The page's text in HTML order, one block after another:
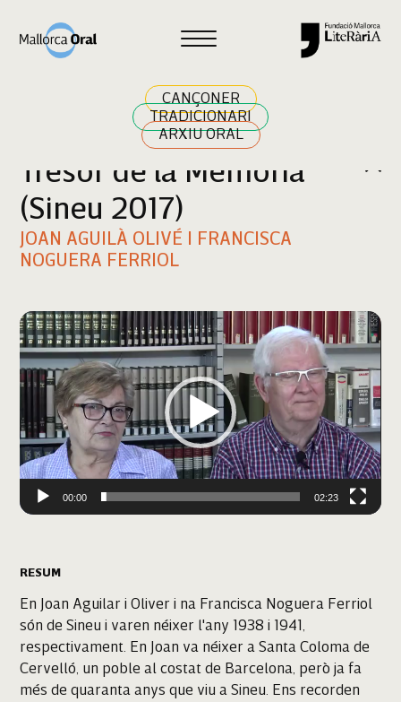
CANÇONER
TRADICIONARI
ARXIU ORAL
Cercar
Tresor de la Memòria
(Sineu 2017)
JOAN AGUILÀ OLIVÉ I FRANCISCA
NOGUERA FERRIOL
Reproductor
de
vídeo
00:00 02:23
RESUM
En Joan Aguilar i Oliver i na Francisca Noguera Ferriol
són de Sineu i varen néixer l'any 1938 i 1941,
respectivament. En Joan va néixer a Santa Coloma de
Cervelló, un poble al costat de Barcelona, però ja fa
més de quaranta anys que viu a Sineu. Ens recorden